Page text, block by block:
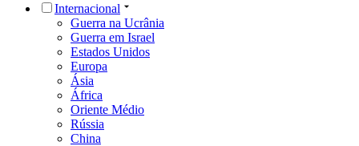
Internacional
Guerra na Ucrânia
Guerra em Israel
Estados Unidos
Europa
Ásia
África
Oriente Médio
Rússia
China